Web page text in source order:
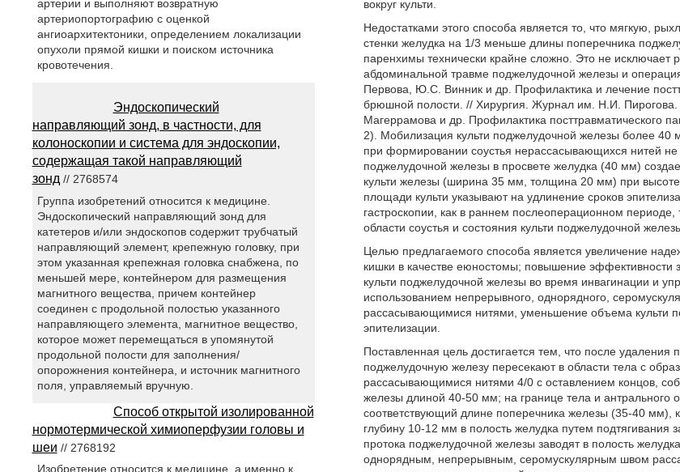
вокруг культи.
Недостатками этого способа является то, что мягкую,
стенки желудка на 1/3 меньше длины поперечника
паренхимы технически крайне сложно. Это не исключает
абдоминальной травме поджелудочной железы и
Первова, Ю.С. Винник и др. Профилактика и лечение
брюшной полости. // Хирургия. Журнал им. Н.И.
Магеррамова и др. Профилактика посттравматического
2). Мобилизация культи поджелудочной железы более
при формировании соустья нерассасывающихся нитей не
поджелудочной железы в просвете желудка (40 мм)
культи железы (ширина 35 мм, толщина 20 мм) при
площади культи указывают на удлинение сроков
гастроскопии, как в раннем послеоперационном
области соустья и состояния культи поджелудочной
Целью предлагаемого способа является увеличение
кишки в качестве еюностомы; повышение эффективности
культи поджелудочной железы во время инвагинации и
использованием непрерывного, однорядного,
рассасывающимися нитями, уменьшение объема культи
эпителизации.
Поставленная цель достигается тем, что после
поджелудочную железу пересекают в области тела с
рассасывающимися нитями 4/0 с оставлением концов,
железы длиной 40-50 мм; на границе тела и антрального
соответствующий длине поперечника железы (35-40 мм),
глубину 10-12 мм в полость желудка путем
протока поджелудочной железы заводят в полость
однорядным, непрерывным, серомускулярным швом
артерии и выполняют возвратную
артериопортографию с оценкой
ангиоархитектоники, определением локализации
опухоли прямой кишки и поиском источника
кровотечения.
Эндоскопический
направляющий зонд, в частности, для
колоноскопии и система для эндоскопии,
содержащая такой направляющий
зонд // 2768574
Группа изобретений относится к медицине.
Эндоскопический направляющий зонд для
катетеров и/или эндоскопов содержит трубчатый
направляющий элемент, крепежную головку, при
этом указанная крепежная головка снабжена, по
меньшей мере, контейнером для размещения
магнитного вещества, причем контейнер
соединен с продольной полостью указанного
направляющего элемента, магнитное вещество,
которое может перемещаться в упомянутой
продольной полости для заполнения/
опорожнения контейнера, и источник магнитного
поля, управляемый вручную.
Способ открытой изолированной
нормотермической химиоперфузии головы и
шеи // 2768192
Изобретение относится к медицине, а именно к